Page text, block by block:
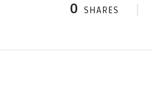
0 SHARES